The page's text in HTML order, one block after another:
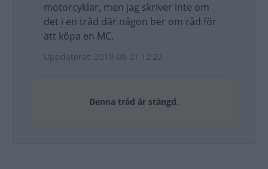
motorcyklar, men jag skriver inte om
det i en tråd där någon ber om råd för
att köpa en MC.
Uppdaterat: 2019-08-21 12:22
Denna tråd är stängd.